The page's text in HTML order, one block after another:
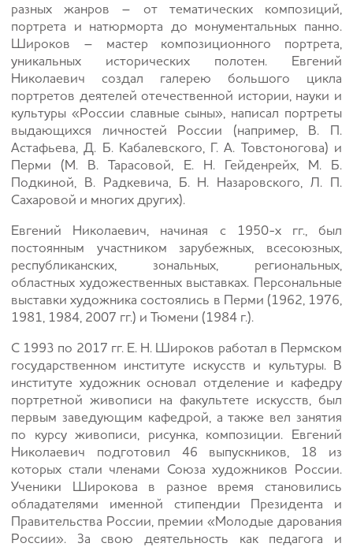
разных жанров – от тематических композиций,
портрета и натюрморта до монументальных панно.
Широков – мастер композиционного портрета,
уникальных исторических полотен. Евгений
Николаевич создал галерею большого цикла
портретов деятелей отечественной истории, науки и
культуры «России славные сыны», написал портреты
выдающихся личностей России (например, В. П.
Астафьева, Д. Б. Кабалевского, Г. А. Товстоногова) и
Перми (М. В. Тарасовой, Е. Н. Гейденрейх, М. Б.
Подкиной, В. Радкевича, Б. Н. Назаровского, Л. П.
Сахаровой и многих других).
Евгений Николаевич, начиная с 1950-х гг., был
постоянным участником зарубежных, всесоюзных,
республиканских, зональных, региональных,
областных художественных выставках. Персональные
выставки художника состоялись в Перми (1962, 1976,
1981, 1984, 2007 гг.) и Тюмени (1984 г.).
С 1993 по 2017 гг. Е. Н. Широков работал в Пермском
государственном институте искусств и культуры. В
институте художник основал отделение и кафедру
портретной живописи на факультете искусств, был
первым заведующим кафедрой, а также вел занятия
по курсу живописи, рисунка, композиции. Евгений
Николаевич подготовил 46 выпускников, 18 из
которых стали членами Союза художников России.
Ученики Широкова в разное время становились
обладателями именной стипендии Президента и
Правительства России, премии «Молодые дарования
России». За свою деятельность как педагога и